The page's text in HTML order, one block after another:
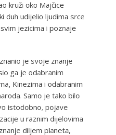
kruži oko Majčice
duh udijelio ljudima srce
jezicima i poznaje
je svoje znanje
ga je odabranim
Kinezima i odabranim
Samo je tako bilo
istodobno, pojave
u raznim dijelovima
diljem planeta,